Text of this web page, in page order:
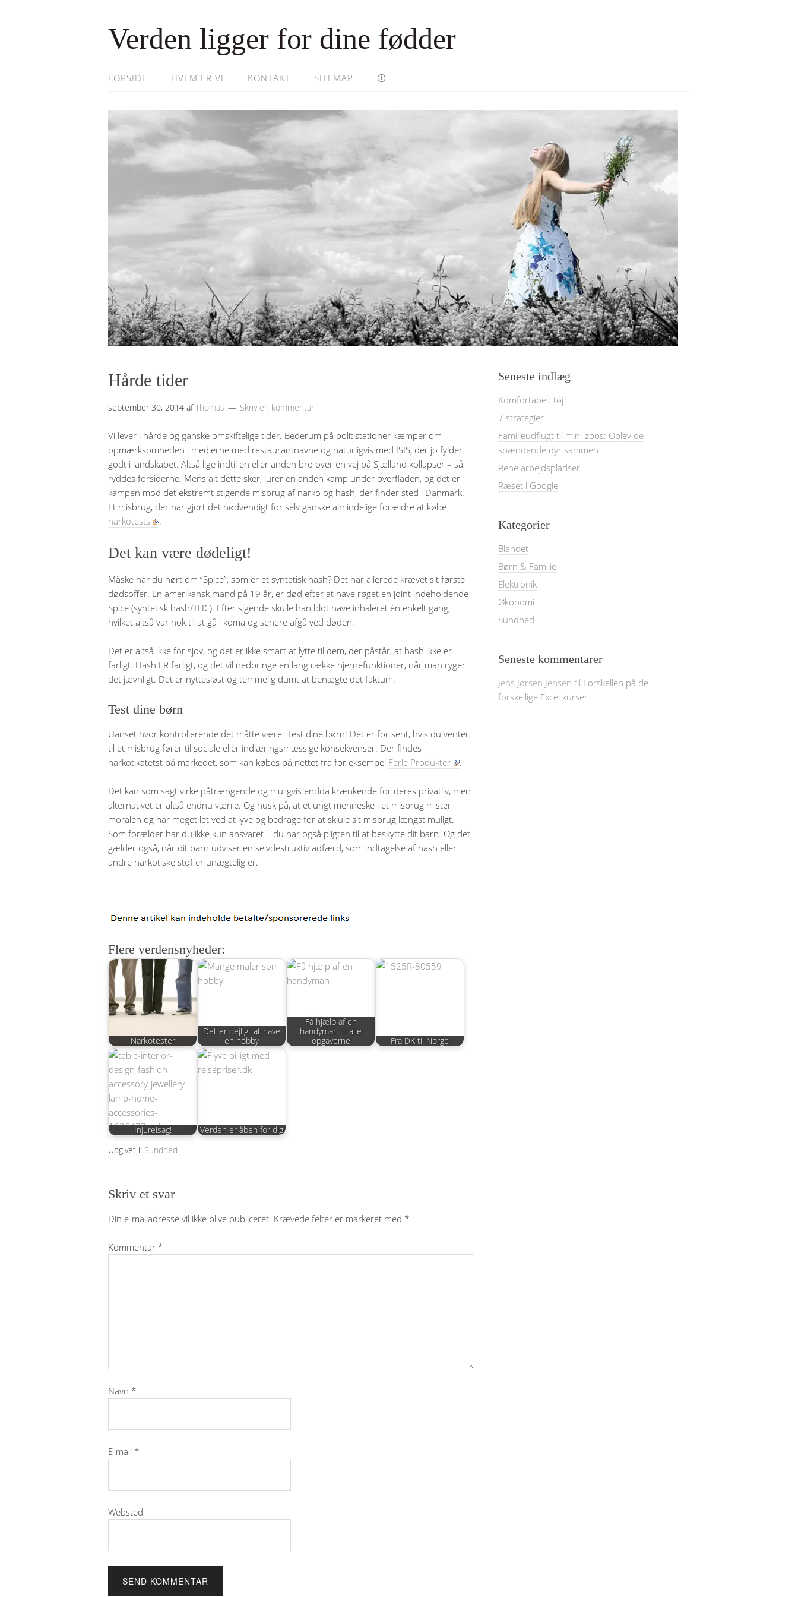
Verden ligger for dine fødder
FORSIDE HVEM ER VI KONTAKT SITEMAP 🛈
Hårde tider
september 30, 2014 afThomas Skriv en kommentar
Vi lever i hårde og ganske omskiftelige tider. Bederum på politistationer kæmper om
opmærksomheden i medierne med restaurantnavne og naturligvis med ISIS, der jo fylder
godt i landskabet. Altså lige indtil en eller anden bro over en vej på Sjælland kollapser – så
ryddes forsiderne. Mens alt dette sker, lurer en anden kamp under overfladen, og det er
kampen mod det ekstremt stigende misbrug af narko og hash, der finder sted i Danmark.
Et misbrug, der har gjort det nødvendigt for selv ganske almindelige forældre at købe
narkotests
.
Det kan være dødeligt!
Måske har du hørt om “Spice”, som er et syntetisk hash? Det har allerede krævet sit første
dødsoffer. En amerikansk mand på 19 år, er død efter at have røget en joint indeholdende
Spice (syntetisk hash/THC). Efter sigende skulle han blot have inhaleret én enkelt gang,
hvilket altså var nok til at gå i koma og senere afgå ved døden.
Det er altså ikke for sjov, og det er ikke smart at lytte til dem, der påstår, at hash ikke er
farligt. Hash ER farligt, og det vil nedbringe en lang række hjernefunktioner, når man ryger
det jævnligt. Det er nyttesløst og temmelig dumt at benægte det faktum.
Test dine børn
Uanset hvor kontrollerende det måtte være: Test dine børn! Det er for sent, hvis du venter,
til et misbrug fører til sociale eller indlæringsmæssige konsekvenser. Der findes
narkotikatetst på markedet, som kan købes på nettet fra for eksempel Ferle Produkter .
Det kan som sagt virke påtrængende og muligvis endda krænkende for deres privatliv, men
alternativet er altså endnu værre. Og husk på, at et ungt menneske i et misbrug mister
moralen og har meget let ved at lyve og bedrage for at skjule sit misbrug længst muligt.
Som forælder har du ikke kun ansvaret – du har også pligten til at beskytte dit barn. Og det
gælder også, når dit barn udviser en selvdestruktiv adfærd, som indtagelse af hash eller
andre narkotiske stoffer unægtelig er.
Flere verdensnyheder:
Narkotester
Det er dejligt at have
en hobby
Få hjælp af en
handyman til alle
opgaverne
Fra DK til Norge
Injureisag! Verden er åben for dig
Udgivet i: Sundhed
Skriv et svar
Din e-mailadresse vil ikke blive publiceret. Krævede felter er markeret med *
Kommentar *
Navn *
E-mail *
Websted
Seneste indlæg
Komfortabelt tøj
7 strategier
Familieudflugt til mini-zoos: Oplev de
spændende dyr sammen
Rene arbejdspladser
Ræset i Google
Kategorier
Blandet
Børn & Familie
Elektronik
Økonomi
Sundhed
Seneste kommentarer
Jens Jørsen Jensen til Forskellen på de
forskellige Excel kurser